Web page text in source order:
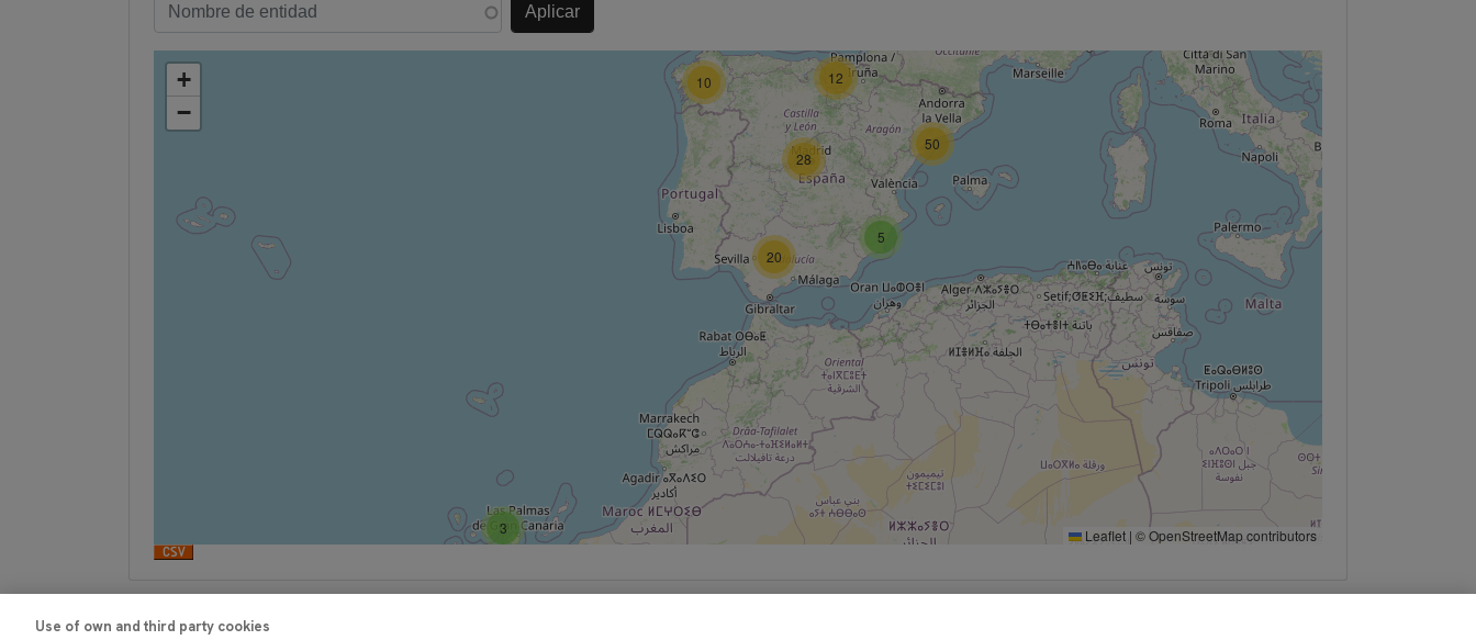
3
10
5
20
28
12
50
+
−
Leaflet | ©OpenStreetMapcontributors
Use of own and third party cookies